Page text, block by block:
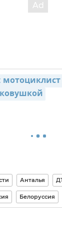
Анталья
Белоруссия